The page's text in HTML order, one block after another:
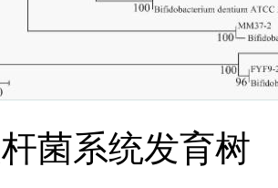
菌系统发育树